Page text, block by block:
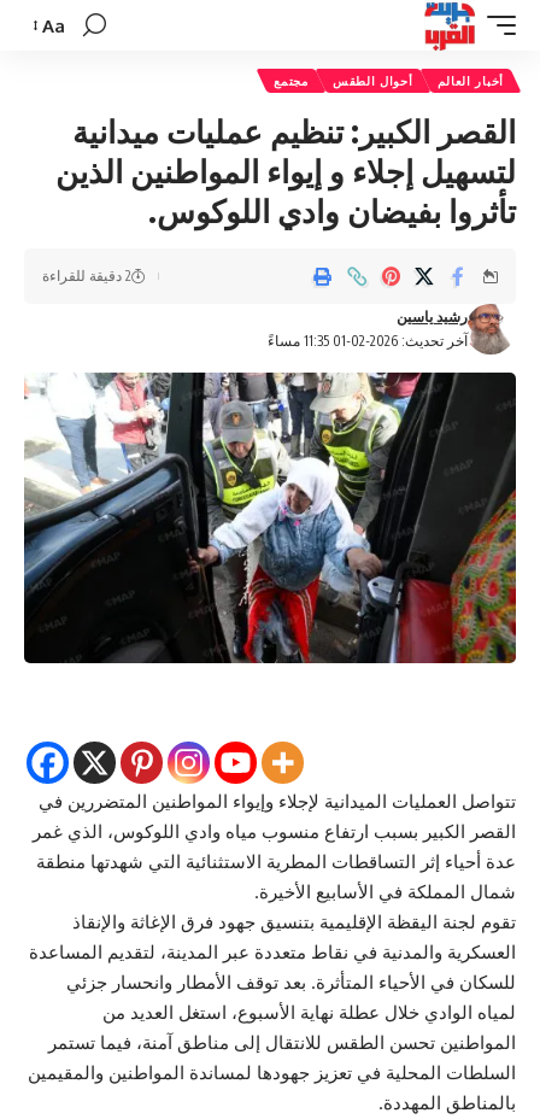
تغيير
Aa
أخبار العالم أحوال الطقس مجتمع
القصر الكبير: تنظيم عمليات ميدانية
لتسهيل إجلاء و إيواء المواطنين الذين
تأثروا بفيضان وادي اللوكوس.
آخر تحديث: 2026-02-01 11:35 مساءً
رشيد ياسين
2 دقيقة للقراءة
تتواصل العمليات الميدانية لإجلاء وإيواء المواطنين المتضررين في
القصر الكبير بسبب ارتفاع منسوب مياه وادي اللوكوس، الذي غمر
عدة أحياء إثر التساقطات المطرية الاستثنائية التي شهدتها منطقة
شمال المملكة في الأسابيع الأخيرة.
تقوم لجنة اليقظة الإقليمية بتنسيق جهود فرق الإغاثة والإنقاذ
العسكرية والمدنية في نقاط متعددة عبر المدينة، لتقديم المساعدة
للسكان في الأحياء المتأثرة. بعد توقف الأمطار وانحسار جزئي
لمياه الوادي خلال عطلة نهاية الأسبوع، استغل العديد من
المواطنين تحسن الطقس للانتقال إلى مناطق آمنة، فيما تستمر
السلطات المحلية في تعزيز جهودها لمساندة المواطنين والمقيمين
بالمناطق المهددة.